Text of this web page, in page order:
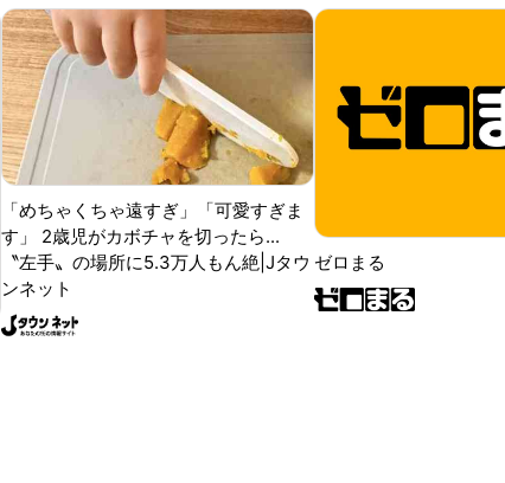
「めちゃくちゃ遠すぎ」「可愛すぎま
す」 2歳児がカボチャを切ったら...
〝左手〟の場所に5.3万人もん絶|Jタウ
ンネット
ゼロまる